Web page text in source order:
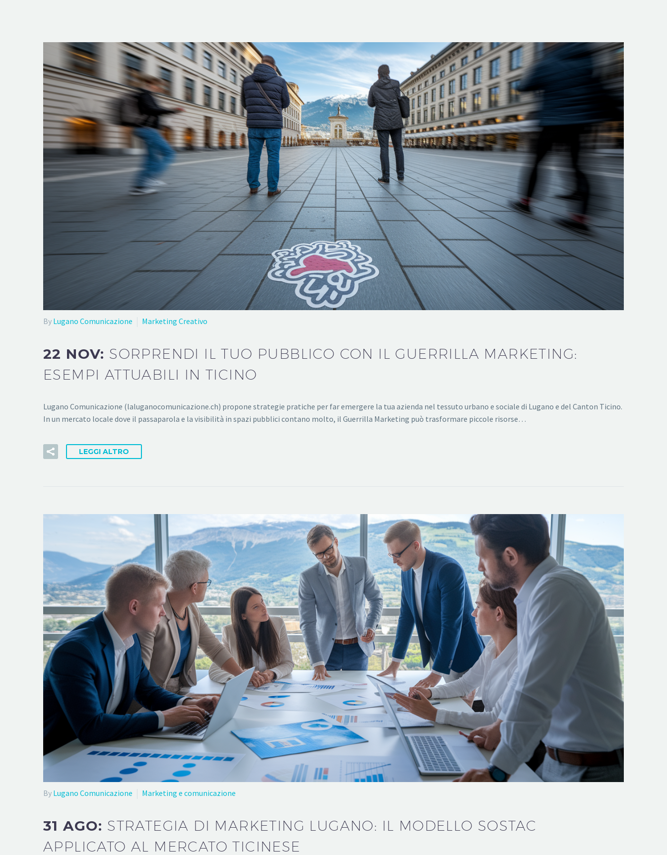
By Lugano Comunicazione Marketing Creativo
22 NOV: SORPRENDI IL TUO PUBBLICO CON IL GUERRILLA MARKETING:
ESEMPI ATTUABILI IN TICINO
Lugano Comunicazione (laluganocomunicazione.ch) propone strategie pratiche per far emergere la tua azienda nel tessuto urbano e sociale di Lugano e del Canton Ticino.
In un mercato locale dove il passaparola e la visibilità in spazi pubblici contano molto, il Guerrilla Marketing può trasformare piccole risorse…
LEGGI ALTRO
By Lugano Comunicazione Marketing e comunicazione
31 AGO: STRATEGIA DI MARKETING LUGANO: IL MODELLO SOSTAC
APPLICATO AL MERCATO TICINESE